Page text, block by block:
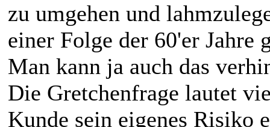
zu umgehen und
einer Folge der 60'er Jahre
Man kann ja auch das
Die Gretchenfrage lautet
Kunde sein eigenes Risiko